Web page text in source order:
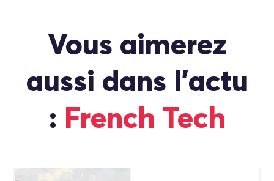
Vous aimerez
aussi dans l'actu
: French Tech